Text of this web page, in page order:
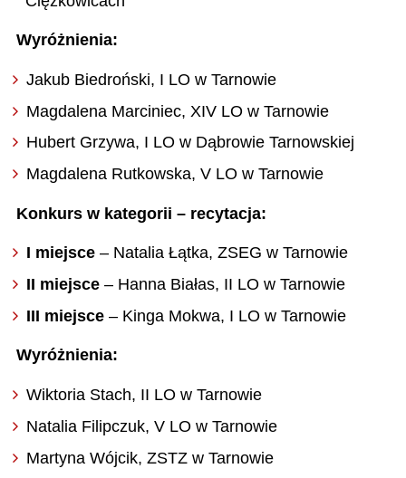
Wyróżnienia:
Jakub Biedroński, I LO w Tarnowie
Magdalena Marciniec, XIV LO w Tarnowie
Hubert Grzywa, I LO w Dąbrowie Tarnowskiej
Magdalena Rutkowska, V LO w Tarnowie
Konkurs w kategorii – recytacja:
I miejsce– Natalia Łątka, ZSEG w Tarnowie
II miejsce – Hanna Białas, II LO w Tarnowie
III miejsce – Kinga Mokwa, I LO w Tarnowie
Wyróżnienia:
Wiktoria Stach, II LO w Tarnowie
Natalia Filipczuk, V LO w Tarnowie
Martyna Wójcik, ZSTZ w Tarnowie